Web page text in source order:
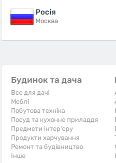
Росiя
Москва
Будинок та дача
Все для дачі
Меблі
Побутова техніка
Посуд та кухонне приладдя
Предмети інтер'єру
Продукти харчування
Ремонт та будівництво
Iнше